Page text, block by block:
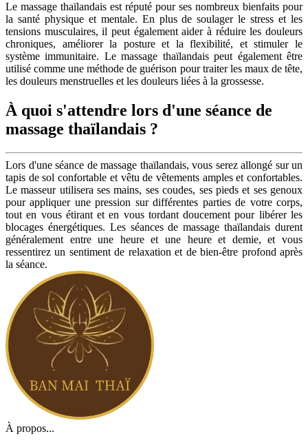
Le massage thaïlandais est réputé pour ses nombreux bienfaits pour
la santé physique et mentale. En plus de soulager le stress et les
tensions musculaires, il peut également aider à réduire les douleurs
chroniques, améliorer la posture et la flexibilité, et stimuler le
système immunitaire. Le massage thaïlandais peut également être
utilisé comme une méthode de guérison pour traiter les maux de tête,
les douleurs menstruelles et les douleurs liées à la grossesse.
À quoi s'attendre lors d'une séance de
massage thaïlandais ?
Lors d'une séance de massage thaïlandais, vous serez allongé sur un
tapis de sol confortable et vêtu de vêtements amples et confortables.
Le masseur utilisera ses mains, ses coudes, ses pieds et ses genoux
pour appliquer une pression sur différentes parties de votre corps,
tout en vous étirant et en vous tordant doucement pour libérer les
blocages énergétiques. Les séances de massage thaïlandais durent
généralement entre une heure et une heure et demie, et vous
ressentirez un sentiment de relaxation et de bien-être profond après
la séance.
À propos...